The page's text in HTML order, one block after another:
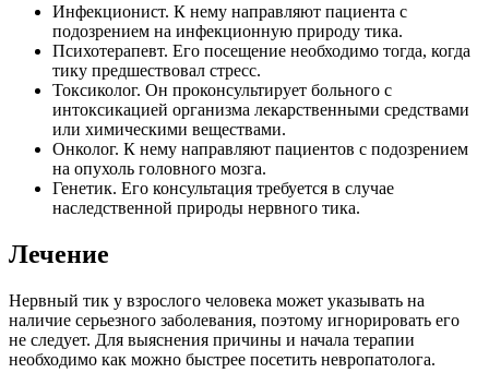
Инфекционист. К нему направляют пациента с
подозрением на инфекционную природу тика.
Психотерапевт. Его посещение необходимо тогда, когда
тику предшествовал стресс.
Токсиколог. Он проконсультирует больного с
интоксикацией организма лекарственными средствами
или химическими веществами.
Онколог. К нему направляют пациентов с подозрением
на опухоль головного мозга.
Генетик. Его консультация требуется в случае
наследственной природы нервного тика.
Лечение
Нервный тик у взрослого человека может указывать на
наличие серьезного заболевания, поэтому игнорировать его
не следует. Для выяснения причины и начала терапии
необходимо как можно быстрее посетить невропатолога.